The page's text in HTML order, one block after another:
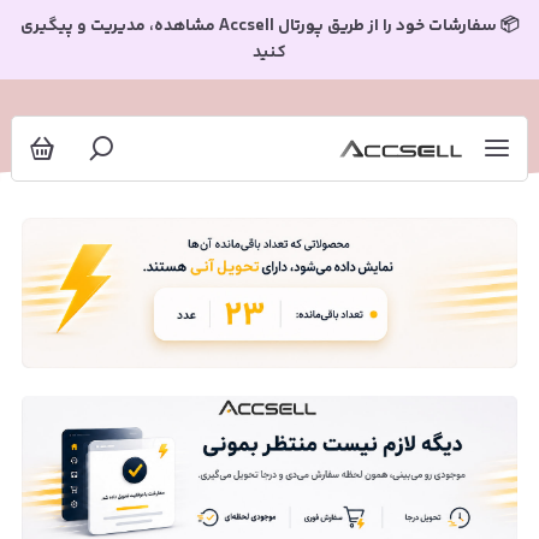
📦 سفارشات خود را از طریق پورتال Accsell مشاهده، مدیریت و پیگیری
کنید